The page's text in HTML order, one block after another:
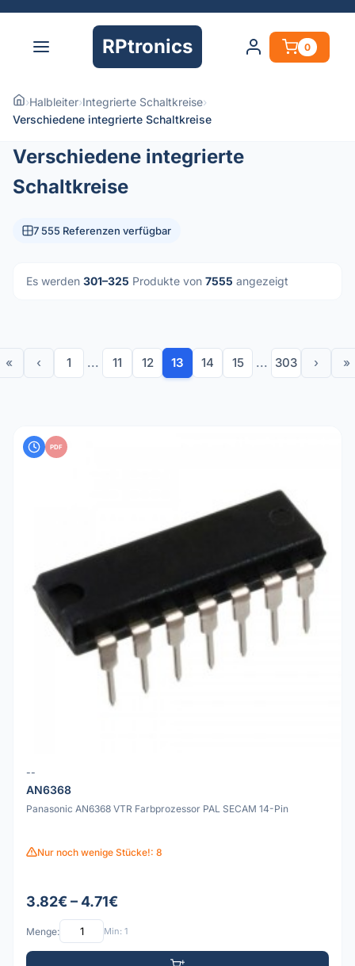
RPtronics 0
›Halbleiter›Integrierte Schaltkreise›
Verschiedene integrierte Schaltkreise
Verschiedene integrierte
Schaltkreise
7 555 Referenzen verfügbar
Es werden 301–325 Produkte von 7555 angezeigt
« ‹ 1 ... 11 12 13 14 15 ... 303 › »
PDF
--
AN6368
Panasonic AN6368 VTR Farbprozessor PAL SECAM 14-Pin
Nur noch wenige Stücke!: 8
3.82€ – 4.71€
Menge: Min: 1